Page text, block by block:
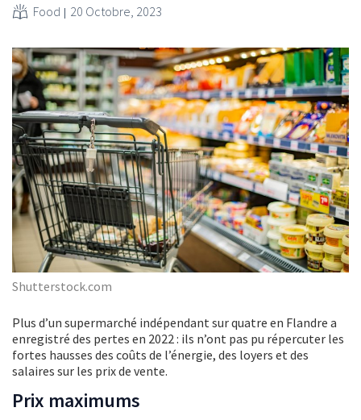
Food 20 Octobre, 2023
Shutterstock.com
Plus d’un supermarché indépendant sur quatre en Flandre a
enregistré des pertes en 2022 : ils n’ont pas pu répercuter les
fortes hausses des coûts de l’énergie, des loyers et des
salaires sur les prix de vente.
Prix maximums